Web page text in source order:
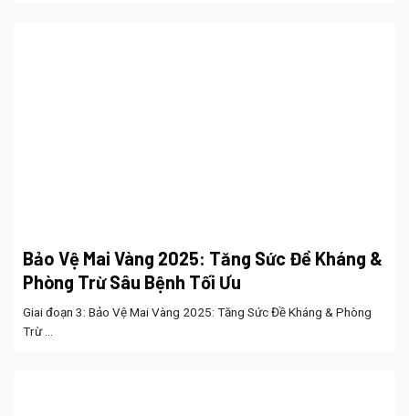
Bảo Vệ Mai Vàng 2025: Tăng Sức Đề Kháng &
Phòng Trừ Sâu Bệnh Tối Ưu
Giai đoạn 3: Bảo Vệ Mai Vàng 2025: Tăng Sức Đề Kháng & Phòng
Trừ ...